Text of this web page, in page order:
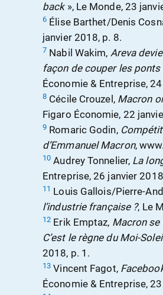
back», Le Monde, 23
6 Élise Barthet/Denis
janvier 2018, p. 8.
7 Nabil Wakim, Areva
façon de couper les ponts
Économie & Entreprise,
8 Cécile Crouzel, Macron
Figaro Économie, 22
9 Romaric Godin,
d’Emmanuel Macron,
10 Audrey Tonnelier, La
Entreprise, 26 janvier
11 Louis Gallois/Pierre-
l’industrie française ?, Le
12 Erik Emptaz, Macron se
C’est le règne du Moi-
2018, p. 1.
13 Vincent Fagot,
Économie & Entreprise,